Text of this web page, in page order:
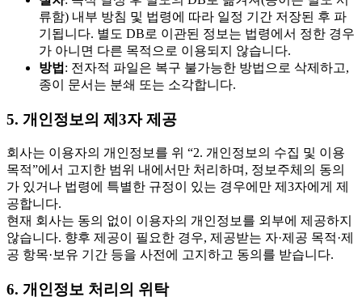
류함) 내부 방침 및 법령에 따라 일정 기간 저장된 후 파
기됩니다. 별도 DB로 이관된 정보는 법령에서 정한 경우
가 아니면 다른 목적으로 이용되지 않습니다.
방법 : 전자적 파일은 복구 불가능한 방법으로 삭제하고,
종이 문서는 분쇄 또는 소각합니다.
5. 개인정보의 제3자 제공
회사는 이용자의 개인정보를 위 “2. 개인정보의 수집 및 이용
목적”에서 고지한 범위 내에서만 처리하며, 정보주체의 동의
가 있거나 법령에 특별한 규정이 있는 경우에만 제3자에게 제
공합니다.
현재 회사는 동의 없이 이용자의 개인정보를 외부에 제공하지
않습니다. 향후 제공이 필요한 경우, 제공받는 자·제공 목적·제
공 항목·보유 기간 등을 사전에 고지하고 동의를 받습니다.
6. 개인정보 처리의 위탁